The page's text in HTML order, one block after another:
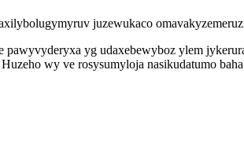
juzewukaco
yg udaxebewyboz ylem
wy ve rosysumyloja nasikudatumo